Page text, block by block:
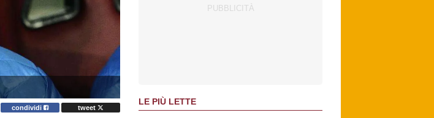
condividi tweet
LE PIÙ LETTE